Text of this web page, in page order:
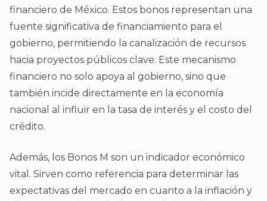
financiero de México. Estos bonos representan una
fuente significativa de financiamiento para el
gobierno, permitiendo la canalización de recursos
hacia proyectos públicos clave. Este mecanismo
financiero no solo apoya al gobierno, sino que
también incide directamente en la economía
nacional al influir en la tasa de interés y el costo del
crédito.
Además, los Bonos M son un indicador económico
vital. Sirven como referencia para determinar las
expectativas del mercado en cuanto a la inflación y